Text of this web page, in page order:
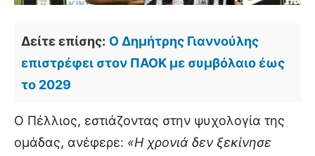
Δείτε επίσης: Ο Δημήτρης Γιαννούλης
επιστρέφει στον ΠΑΟΚ με συμβόλαιο έως
το 2029
Ο Πέλλιος, εστιάζοντας στην ψυχολογία της
ομάδας, ανέφερε: «Η χρονιά δεν ξεκίνησε